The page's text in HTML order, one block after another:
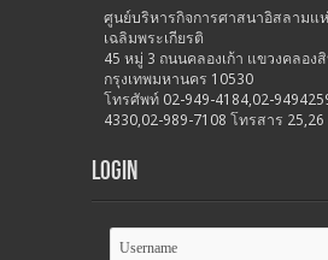
ศูนย์บริหารกิจการศาสนาอิสลามแ
เฉลิมพระเกียรติ
45 หมู่ 3 ถนนคลองเก้า แขวงคลอง
กรุงเทพมหานคร 10530
โทรศัพท์ 02-949-4184,02-
4330,02-989-7108 โทรสาร 25,26
Login